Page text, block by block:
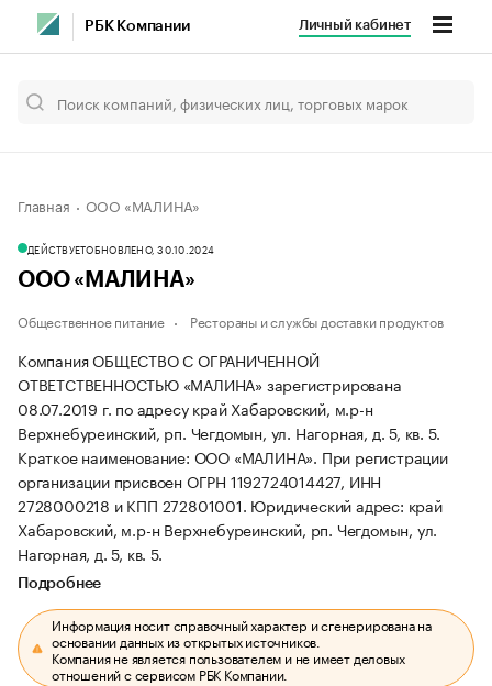
РБК Компании Личный кабинет
Главная ООО «МАЛИНА»
ДЕЙСТВУЕТОБНОВЛЕНО, 30.10.2024
ООО «МАЛИНА»
Общественное питание Рестораны и службы доставки продуктов
Компания ОБЩЕСТВО С ОГРАНИЧЕННОЙ
ОТВЕТСТВЕННОСТЬЮ «МАЛИНА» зарегистрирована
08.07.2019 г. по адресу край Хабаровский, м.р-н
Верхнебуреинский, рп. Чегдомын, ул. Нагорная, д. 5, кв. 5.
Краткое наименование: ООО «МАЛИНА». При регистрации
организации присвоен ОГРН 1192724014427, ИНН
2728000218 и КПП 272801001. Юридический адрес: край
Хабаровский, м.р-н Верхнебуреинский, рп. Чегдомын, ул.
Нагорная, д. 5, кв. 5.
Подробнее
Информация носит справочный характер и сгенерирована на
основании данных из открытых источников.
Компания не является пользователем и не имеет деловых
отношений с сервисом РБК Компании.